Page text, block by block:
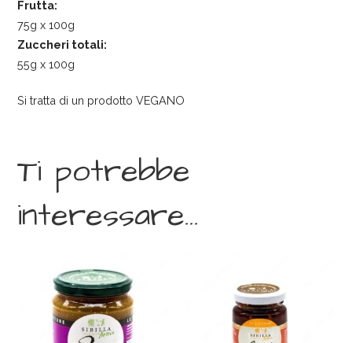
Frutta:
75g x 100g
Zuccheri totali:
55g x 100g
Si tratta di un prodotto VEGANO
Ti potrebbe
interessare…